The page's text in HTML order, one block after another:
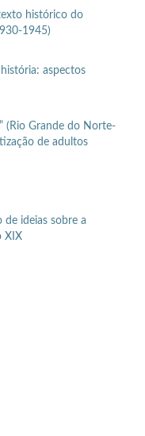
histórico do
1945)
aspectos
(Rio Grande do Norte-
de adultos
de ideias sobre a
XIX